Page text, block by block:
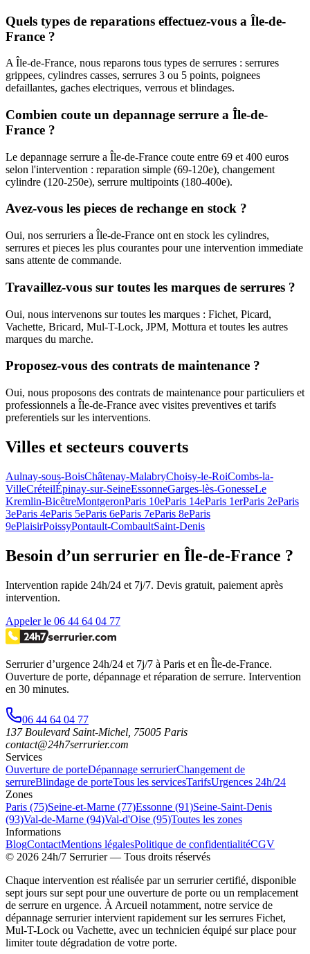
Quels types de reparations effectuez-vous a Île-de-
France ?
A Île-de-France, nous reparons tous types de serrures : serrures
grippees, cylindres casses, serrures 3 ou 5 points, poignees
defaillantes, gaches electriques, verrous et blindages.
Combien coute un depannage serrure a Île-de-
France ?
Le depannage serrure a Île-de-France coute entre 69 et 400 euros
selon l'intervention : reparation simple (69-120e), changement
cylindre (120-250e), serrure multipoints (180-400e).
Avez-vous les pieces de rechange en stock ?
Oui, nos serruriers a Île-de-France ont en stock les cylindres,
serrures et pieces les plus courantes pour une intervention immediate
sans attente de commande.
Travaillez-vous sur toutes les marques de serrures ?
Oui, nous intervenons sur toutes les marques : Fichet, Picard,
Vachette, Bricard, Mul-T-Lock, JPM, Mottura et toutes les autres
marques du marche.
Proposez-vous des contrats de maintenance ?
Oui, nous proposons des contrats de maintenance pour particuliers et
professionnels a Île-de-France avec visites preventives et tarifs
preferentiels sur les interventions.
Villes et secteurs couverts
Aulnay-sous-BoisChâtenay-MalabryChoisy-le-RoiCombs-la-
VilleCréteilÉpinay-sur-SeineEssonneGarges-lès-GonesseLe
Kremlin-BicêtreMontgeronParis 10eParis 14eParis 1erParis 2eParis
3eParis 4eParis 5eParis 6eParis 7eParis 8eParis
9ePlaisirPoissyPontault-CombaultSaint-Denis
Besoin d’un serrurier en Île-de-France ?
Intervention rapide 24h/24 et 7j/7. Devis gratuit, paiement après
intervention.
Appeler le 06 44 64 04 77
Serrurier d’urgence 24h/24 et 7j/7 à Paris et en Île-de-France.
Ouverture de porte, dépannage et réparation de serrure. Intervention
en 30 minutes.
06 44 64 04 77
137 Boulevard Saint-Michel 75005 Paris
contact@24h7serrurier.com
Services
Ouverture de porteDépannage serrurierChangement de
serrureBlindage de porteTous les servicesTarifsUrgences 24h/24
Zones
Paris (75)Seine-et-Marne (77)Essonne (91)Seine-Saint-Denis
(93)Val-de-Marne (94)Val-d'Oise (95)Toutes les zones
Informations
BlogContactMentions légalesPolitique de confidentialitéCGV
© 2026 24h/7 Serrurier— Tous droits réservés
Chaque intervention est réalisée par un serrurier certifié, disponible
sept jours sur sept pour une ouverture de porte ou un remplacement
de serrure en urgence. À Arcueil notamment, notre service de
dépannage serrurier intervient rapidement sur les serrures Fichet,
Mul-T-Lock ou Vachette, avec un technicien équipé sur place pour
limiter toute dégradation de votre porte.